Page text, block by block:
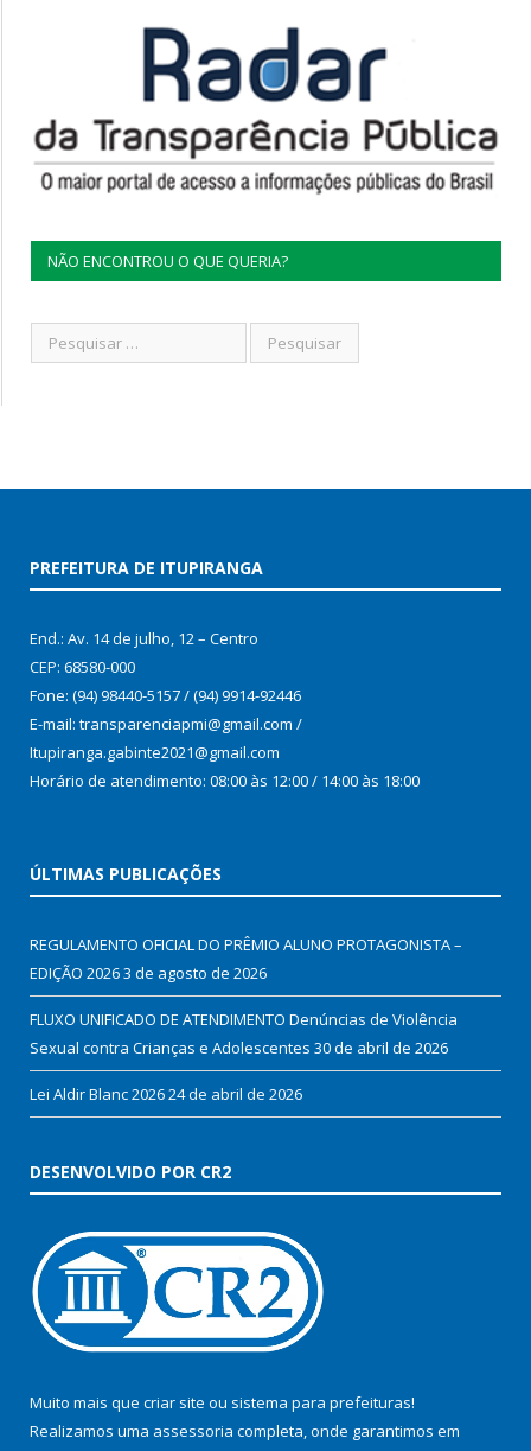
NÃO ENCONTROU O QUE QUERIA?
PREFEITURA DE ITUPIRANGA
End.: Av. 14 de julho, 12 – Centro
CEP: 68580-000
Fone: (94) 98440-5157 / (94) 9914-92446
E-mail: transparenciapmi@gmail.com /
Itupiranga.gabinte2021@gmail.com
Horário de atendimento: 08:00 às 12:00 / 14:00 às 18:00
ÚLTIMAS PUBLICAÇÕES
REGULAMENTO OFICIAL DO PRÊMIO ALUNO PROTAGONISTA –
EDIÇÃO 20263 de agosto de 2026
FLUXO UNIFICADO DE ATENDIMENTO Denúncias de Violência
Sexual contra Crianças e Adolescentes 30 de abril de 2026
Lei Aldir Blanc 202624 de abril de 2026
DESENVOLVIDO POR CR2
Muito mais que criar site ou sistema para prefeituras!
Realizamos uma assessoria completa, onde garantimos em